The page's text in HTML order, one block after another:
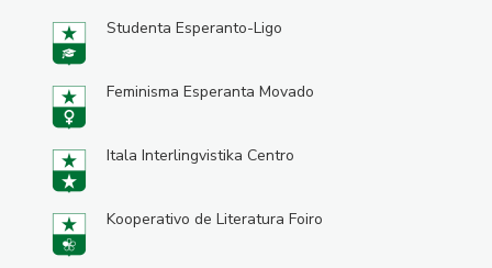
Studenta Esperanto-Ligo
Feminisma Esperanta Movado
Itala Interlingvistika Centro
Kooperativo de Literatura Foiro